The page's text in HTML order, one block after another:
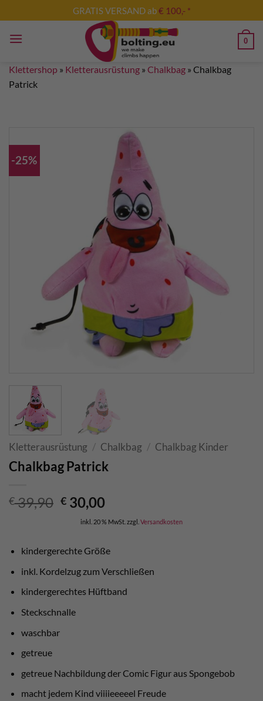
Inhalt
springen
GRATIS VERSAND ab€ 100,- *
0
Klettershop » Kletterausrüstung » Chalkbag » Chalkbag
Patrick
-25%
Kletterausrüstung / Chalkbag / Chalkbag Kinder
Chalkbag Patrick
€39,90 Ursprünglicher
Preis
war:
€ 39,90
€ 30,00Aktueller
Preis
ist:
€ 30,00.
inkl. 20 % MwSt. zzgl. Versandkosten
kindergerechte Größe
inkl. Kordelzug zum Verschließen
kindergerechtes Hüftband
Steckschnalle
waschbar
getreue
getreue Nachbildung der Comic Figur aus Spongebob
macht jedem Kind viiiieeeeel Freude